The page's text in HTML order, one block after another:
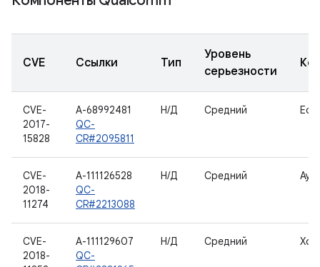
CVE Ссылки Тип
Уровень
серьезности
CVE-
2017-
15828
A-68992481
QC-
CR#2095811
Н/Д Средний
CVE-
2018-
11274
A-111126528
QC-
CR#2213088
Н/Д Средний
CVE-
2018-
A-111129607
QC-
Н/Д Средний